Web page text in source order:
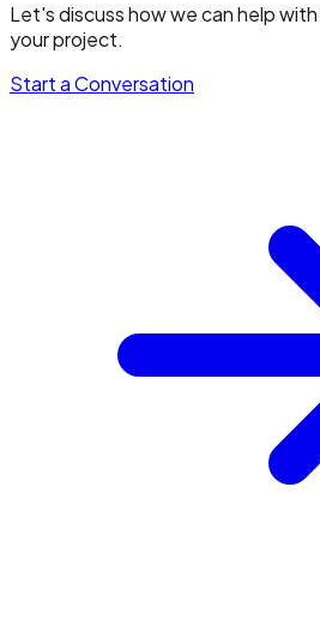
Let's discuss how we can help with
your project.
Start a Conversation